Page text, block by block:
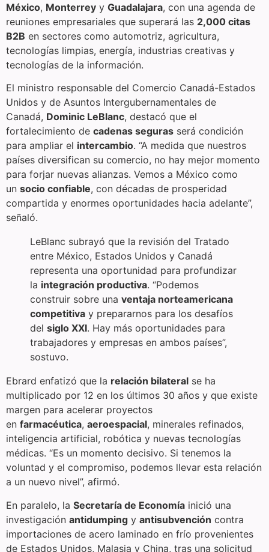
México, Monterrey y Guadalajara, con una agenda de
reuniones empresariales que superará las 2,000 citas
B2B en sectores como automotriz, agricultura,
tecnologías limpias, energía, industrias creativas y
tecnologías de la información.
El ministro responsable del Comercio Canadá-Estados
Unidos y de Asuntos Intergubernamentales de
Canadá, Dominic LeBlanc, destacó que el
fortalecimiento de cadenas seguras será condición
para ampliar el intercambio. “A medida que nuestros
países diversifican su comercio, no hay mejor momento
para forjar nuevas alianzas. Vemos a México como
un socio confiable, con décadas de prosperidad
compartida y enormes oportunidades hacia adelante”,
señaló.
LeBlanc subrayó que la revisión del Tratado
entre México, Estados Unidos y Canadá
representa una oportunidad para profundizar
la integración productiva. “Podemos
construir sobre una ventaja norteamericana
competitiva y prepararnos para los desafíos
del siglo XXI. Hay más oportunidades para
trabajadores y empresas en ambos países”,
sostuvo.
Ebrard enfatizó que la relación bilateral se ha
multiplicado por 12 en los últimos 30 años y que existe
margen para acelerar proyectos
en farmacéutica, aeroespacial, minerales refinados,
inteligencia artificial, robótica y nuevas tecnologías
médicas. “Es un momento decisivo. Si tenemos la
voluntad y el compromiso, podemos llevar esta relación
a un nuevo nivel”, afirmó.
En paralelo, la Secretaría de Economía inició una
investigación antidumping y antisubvención contra
importaciones de acero laminado en frío provenientes
de Estados Unidos, Malasia y China, tras una solicitud